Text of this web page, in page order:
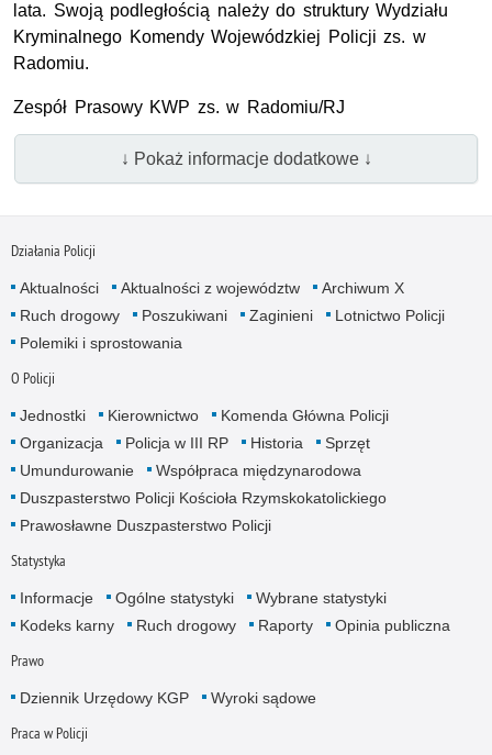
lata. Swoją podległością należy do struktury Wydziału
Kryminalnego Komendy Wojewódzkiej Policji zs. w
Radomiu.
Zespół Prasowy KWP zs. w Radomiu/RJ
↓ Pokaż informacje dodatkowe ↓
Działania Policji
Aktualności Aktualności z województw
Archiwum X
Ruch drogowy
Poszukiwani Zaginieni
Lotnictwo Policji
Polemiki i sprostowania
O Policji
Jednostki Kierownictwo
Komenda Główna Policji
Organizacja
Policja w III RP Historia
Sprzęt
Umundurowanie
Współpraca międzynarodowa
Duszpasterstwo Policji Kościoła Rzymskokatolickiego
Prawosławne Duszpasterstwo Policji
Statystyka
Informacje Ogólne statystyki
Wybrane statystyki
Kodeks karny
Ruch drogowy Raporty Opinia publiczna
Prawo
Dziennik Urzędowy KGP Wyroki sądowe
Praca w Policji